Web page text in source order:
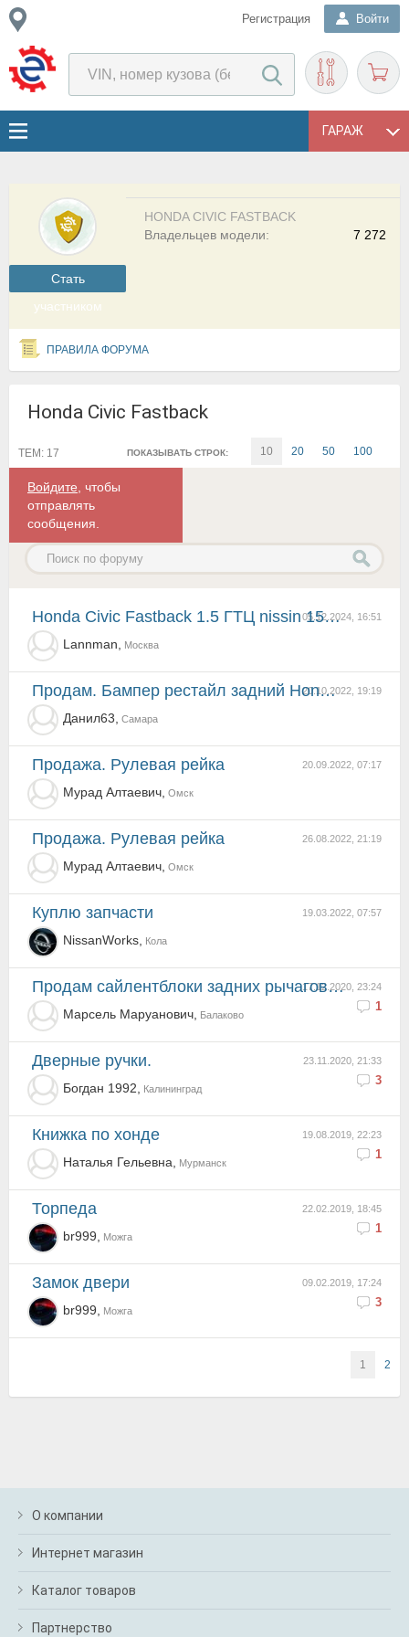
Регистрация Войти
ГАРАЖ
Cтать
участником
HONDA CIVIC FASTBACK
7 272
Владельцев модели:
ПРАВИЛА ФОРУМА
Honda Civic Fastback
ПОКАЗЫВАТЬ СТРОК: 10 20 50 100
ТЕМ: 17
Войдите , чтобы
отправлять
сообщения.
05.12.2024, 16:51
Honda Civic Fastback 1.5 ГТЦ nissin 15/16
Lannman, Москва
20.10.2022, 19:19
Продам. Бампер рестайл задний Honda Civic Hatchback (6G)
Данил63, Самара
20.09.2022, 07:17
Продажа. Рулевая рейка
Мурад Алтаевич, Омск
26.08.2022, 21:19
Продажа. Рулевая рейка
Мурад Алтаевич, Омск
19.03.2022, 07:57
Куплю запчасти
NissanWorks, Кола
17.12.2020, 23:24
1
Продам сайлентблоки задних рычагов и ещё, хонда цивик
Марсель Маруанович, Балаково
23.11.2020, 21:33
3
Дверные ручки.
Богдан 1992, Калининград
19.08.2019, 22:23
1
книжка по хонде
Наталья Гельевна, Мурманск
22.02.2019, 18:45
1
торпеда
br999, Можга
09.02.2019, 17:24
3
Замок двери
br999, Можга
1 2
О компании
Интернет магазин
Каталог товаров
Партнерство